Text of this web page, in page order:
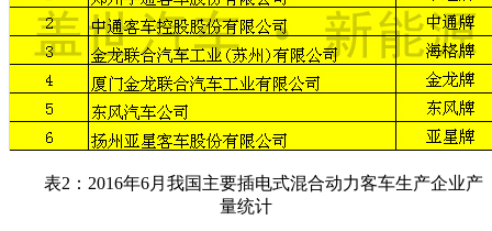
表2：2016年6月我国主要插电式混合动力客车生产企业产
量统计